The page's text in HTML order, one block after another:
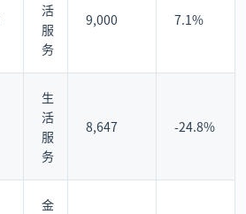
活
服
务
9,000 7.1%
生
活
服
务
8,647 -24.8%
金